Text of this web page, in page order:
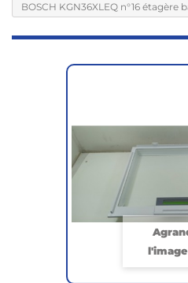
BOSCH KGN36XLEQ n°16
l'image